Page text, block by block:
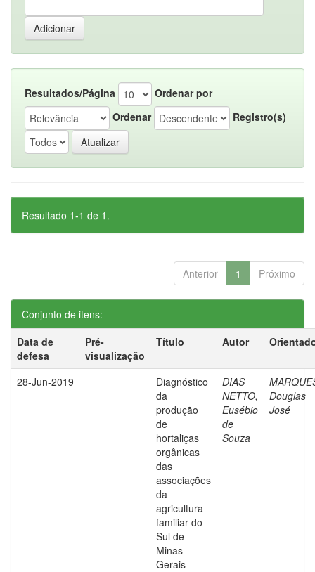
Resultados/Página
Ordenar por
Ordenar
Registro(s)
Resultado 1-1 de 1.
Anterior 1 Próximo
Conjunto de itens:
Data de
defesa
Pré-
visualização
Título Autor
28-Jun-2019
Diagnóstico
da
produção
de
hortaliças
orgânicas
das
associações
da
agricultura
familiar do
Sul de
Minas
Gerais
DIAS
NETTO,
Eusébio
de
Souza
Douglas
José